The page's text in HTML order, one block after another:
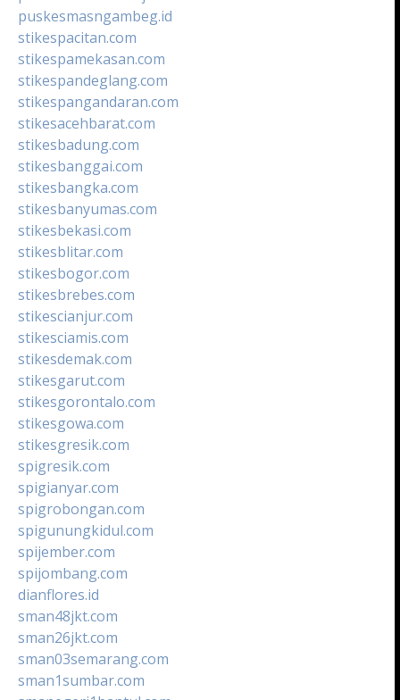
puskesmasngambeg.id
stikespacitan.com
stikespamekasan.com
stikespandeglang.com
stikespangandaran.com
stikesacehbarat.com
stikesbadung.com
stikesbanggai.com
stikesbangka.com
stikesbanyumas.com
stikesbekasi.com
stikesblitar.com
stikesbogor.com
stikesbrebes.com
stikescianjur.com
stikesciamis.com
stikesdemak.com
stikesgarut.com
stikesgorontalo.com
stikesgowa.com
stikesgresik.com
spigresik.com
spigianyar.com
spigrobongan.com
spigunungkidul.com
spijember.com
spijombang.com
dianflores.id
sman48jkt.com
sman26jkt.com
sman03semarang.com
sman1sumbar.com